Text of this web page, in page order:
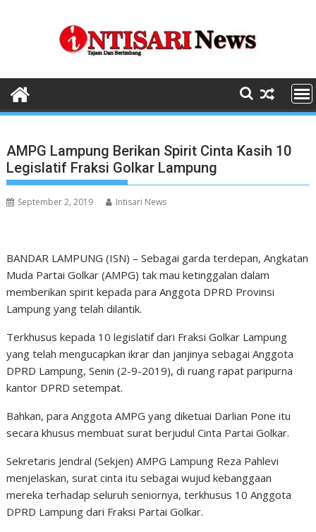
AMPG Lampung Berikan Spirit Cinta Kasih 10
Legislatif Fraksi Golkar Lampung
September 2, 2019 Intisari News
BANDAR LAMPUNG (ISN) – Sebagai garda terdepan, Angkatan
Muda Partai Golkar (AMPG) tak mau ketinggalan dalam
memberikan spirit kepada para Anggota DPRD Provinsi
Lampung yang telah dilantik.
Terkhusus kepada 10 legislatif dari Fraksi Golkar Lampung
yang telah mengucapkan ikrar dan janjinya sebagai Anggota
DPRD Lampung, Senin (2-9-2019), di ruang rapat paripurna
kantor DPRD setempat.
Bahkan, para Anggota AMPG yang diketuai Darlian Pone itu
secara khusus membuat surat berjudul Cinta Partai Golkar.
Sekretaris Jendral (Sekjen) AMPG Lampung Reza Pahlevi
menjelaskan, surat cinta itu sebagai wujud kebanggaan
mereka terhadap seluruh seniornya, terkhusus 10 Anggota
DPRD Lampung dari Fraksi Partai Golkar.